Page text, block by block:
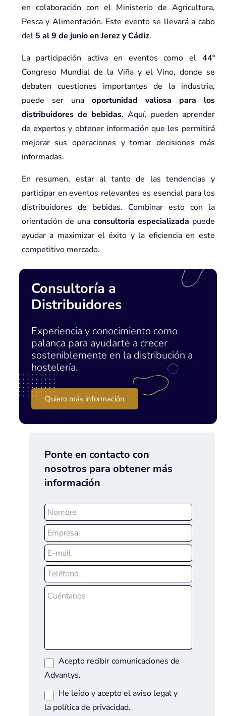
en colaboración con el Ministerio de Agricultura,
Pesca y Alimentación. Este evento se llevará a cabo
del5 al 9 de junio en Jerez y Cádiz.
La participación activa en eventos como el 44º
Congreso Mundial de la Viña y el Vino, donde se
debaten cuestiones importantes de la industria,
puede ser una oportunidad valiosa para los
distribuidores de bebidas. Aquí, pueden aprender
de expertos y obtener información que les permitirá
mejorar sus operaciones y tomar decisiones más
informadas.
En resumen, estar al tanto de las tendencias y
participar en eventos relevantes es esencial para los
distribuidores de bebidas. Combinar esto con la
orientación de una consultoría especializada puede
ayudar a maximizar el éxito y la eficiencia en este
competitivo mercado.
Consultoría a
Distribuidores
Experiencia y conocimiento como
palanca para ayudarte a crecer
sosteniblemente en la distribución a
hostelería.
Quiero más información
Ponte en contacto con
nosotros para obtener más
información
Acepto recibir comunicaciones de
Advantys.
He leído y acepto el aviso legaly
la política de privacidad.